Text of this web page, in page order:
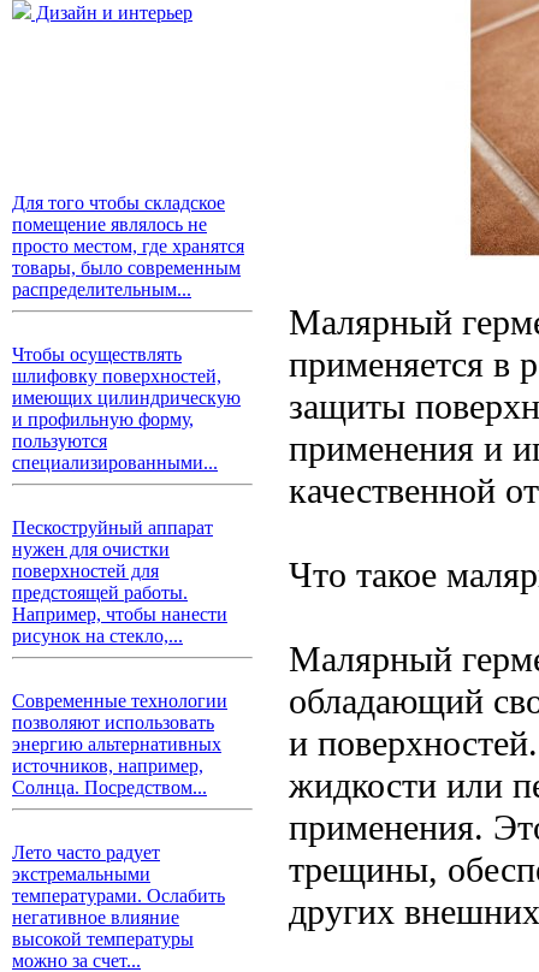
Дизайн и интерьер
Для того чтобы складское
помещение являлось не
просто местом, где хранятся
товары, было современным
распределительным...
Чтобы осуществлять
шлифовку поверхностей,
имеющих цилиндрическую
и профильную форму,
пользуются
специализированными...
Пескоструйный аппарат
нужен для очистки
поверхностей для
предстоящей работы.
Например, чтобы нанести
рисунок на стекло,...
Современные технологии
позволяют использовать
энергию альтернативных
источников, например,
Солнца. Посредством...
Лето часто радует
экстремальными
температурами. Ослабить
негативное влияние
высокой температуры
можно за счет...
Малярный
применяется в
защиты
применения и
качественной
Что такое
Малярный
обладающий
и
жидкости или
применения.
трещины,
других